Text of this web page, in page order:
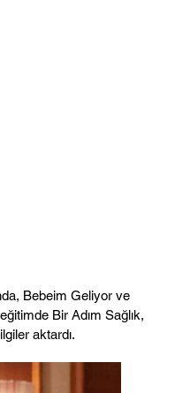
Bebeim Geliyor ve
Bir Adım Sağlık,
aktardı.